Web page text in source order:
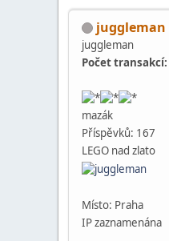
juggleman
juggleman
Počet transakcí:
mazák
Příspěvků: 167
LEGO nad zlato
Místo: Praha
IP zaznamenána